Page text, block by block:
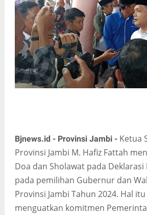
Bjnews.id - Provinsi Jambi - Ketua
Provinsi Jambi M. Hafiz Fattah
Doa dan Sholawat pada
pada pemilihan Gubernur dan
Provinsi Jambi Tahun 2024. Hal
menguatkan komitmen